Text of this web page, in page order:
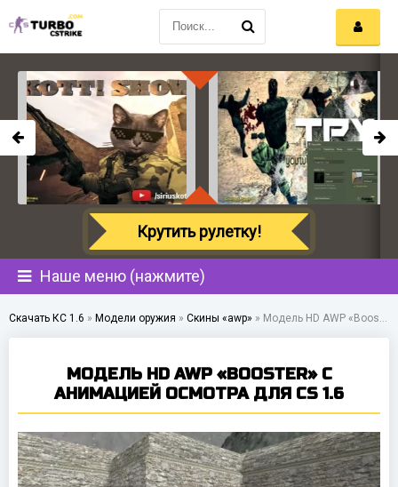
Наше меню (нажмите)
Скачать КС 1.6 » Модели оружия » Скины «awp» » Модель HD AWP «Booster» с анимацией осмотра для CS 1.6
МОДЕЛЬ HD AWP «BOOSTER» С
АНИМАЦИЕЙ ОСМОТРА ДЛЯ CS 1.6
Крутить рулетку!